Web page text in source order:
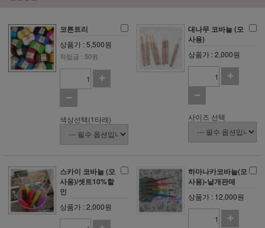
코튼트리
상품가 : 5,500원
적립금 : 50원
색상선택(1타래)
대나무 코바늘 (모
사용)
상품가 : 2,000원
사이즈 선택
스카이 코바늘 (모
사용)/셋트10%할
인
상품가 : 2,000원
하마나카코바늘(모
사용)-낱개판매
상품가 : 12,000원